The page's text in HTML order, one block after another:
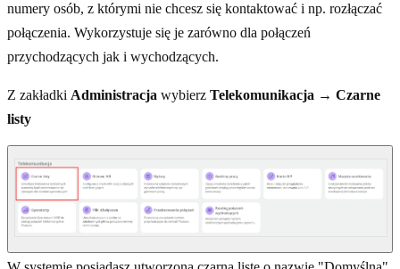
numery osób, z którymi nie chcesz się kontaktować i np. rozłączać
połączenia. Wykorzystuje się je zarówno dla połączeń
przychodzących jak i wychodzących.
Z zakładki Administracja wybierz Telekomunikacja → Czarne
listy